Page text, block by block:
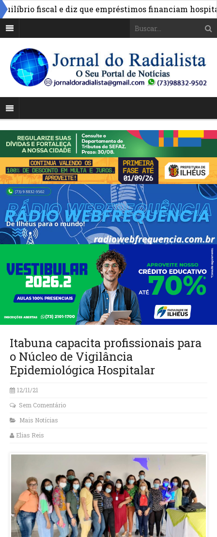
fiscal e diz que empréstimos financiam hospitais e
Itabuna capacita profissionais para
o Núcleo de Vigilância
Epidemiológica Hospitalar
12/11/21
Sem Comentário
Mais Notícias
Elias Reis